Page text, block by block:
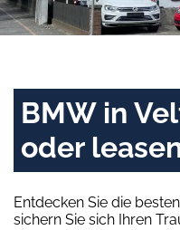
BMW in
oder
Entdecken Sie die
sichern Sie sich Ihren